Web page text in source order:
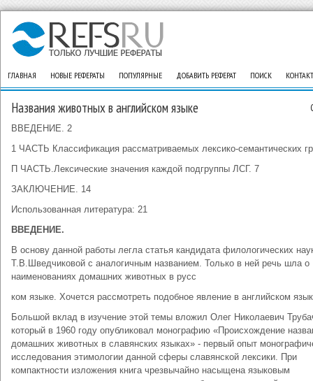
ГЛАВНАЯ НОВЫЕ РЕФЕРАТЫ ПОПУЛЯРНЫЕ ДОБАВИТЬ РЕФЕРАТ ПОИСК
Названия животных в английском языке
ВВЕДЕНИЕ. 2
1 ЧАСТЬ Классификация рассматриваемых лексико-семантических
П ЧАСТЬ.Лексические значения каждой подгруппы ЛСГ. 7
ЗАКЛЮЧЕНИЕ. 14
Использованная литература: 21
ВВЕДЕНИЕ.
В основу данной работы легла статья кандидата филологических
Т.В.Шведчиковой с аналогичным названием. Только в ней речь шла о
наименованиях домашних животных в русс
ком языке. Хочется рассмотреть подобное явление в английском
Большой вклад в изучение этой темы вложил Олег Николаевич
который в 1960 году опубликовал монографию «Происхождение
домашних животных в славянских языках» - первый опыт
исследования этимологии данной сферы славянской лексики. При
компактности изложения книга чрезвычайно насыщена языковым